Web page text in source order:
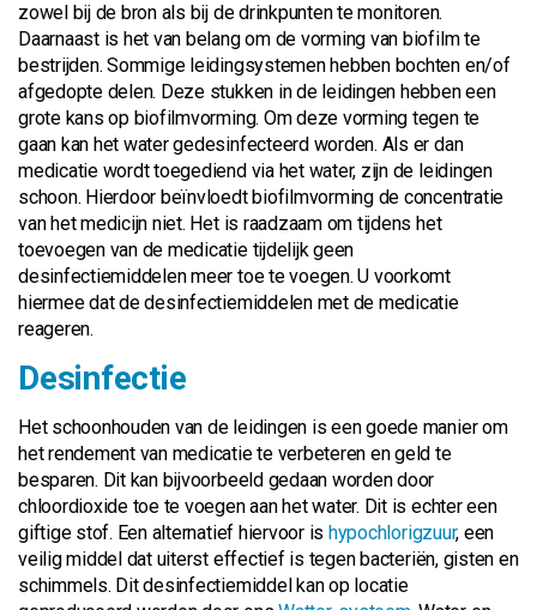
zowel bij de bron als bij de drinkpunten te monitoren.
Daarnaast is het van belang om de vorming van biofilm te
bestrijden. Sommige leidingsystemen hebben bochten en/of
afgedopte delen. Deze stukken in de leidingen hebben een
grote kans op biofilmvorming. Om deze vorming tegen te
gaan kan het water gedesinfecteerd worden. Als er dan
medicatie wordt toegediend via het water, zijn de leidingen
schoon. Hierdoor beïnvloedt biofilmvorming de concentratie
van het medicijn niet. Het is raadzaam om tijdens het
toevoegen van de medicatie tijdelijk geen
desinfectiemiddelen meer toe te voegen. U voorkomt
hiermee dat de desinfectiemiddelen met de medicatie
reageren.
Desinfectie
Het schoonhouden van de leidingen is een goede manier om
het rendement van medicatie te verbeteren en geld te
besparen. Dit kan bijvoorbeeld gedaan worden door
chloordioxide toe te voegen aan het water. Dit is echter een
giftige stof. Een alternatief hiervoor is hypochlorigzuur, een
veilig middel dat uiterst effectief is tegen bacteriën, gisten en
schimmels. Dit desinfectiemiddel kan op locatie